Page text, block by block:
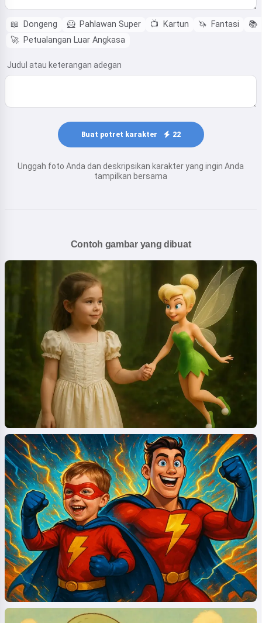
📖 Dongeng 🦸 Pahlawan Super 📺 Kartun 🦄 Fantasi 📚
🚀 Petualangan Luar Angkasa
Judul atau keterangan adegan
Buat potret karakter 22
Unggah foto Anda dan deskripsikan karakter yang ingin Anda
tampilkan bersama
Contoh gambar yang dibuat